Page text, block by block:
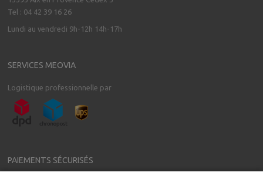
Tel : 04 42 39 16 26
Lundi au vendredi 9h-12h 14h-17h
SERVICES MEOVIA
Logistique professionnelle par
PAIEMENTS SÉCURISÉS